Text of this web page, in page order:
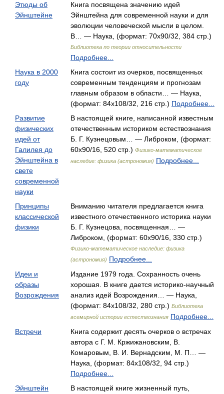
Этюды об
Эйнштейне
Книга посвящена значению идей
Эйнштейна для современной науки и для
эволюции человеческой мысли в целом.
В… — Наука, (формат: 70x90/32, 384 стр.)
Библиотека по теории относительности
Подробнее...
Наука в 2000
году
Книга состоит из очерков, посвященных
современным тенденциям и прогнозам
главным образом в области… — Наука,
(формат: 84x108/32, 216 стр.) Подробнее...
Развитие
физических
идей от
Галилея до
Эйнштейна в
свете
современной
науки
В настоящей книге, написанной известным
отечественным историком естествознания
Б. Г. Кузнецовым… — Либроком, (формат:
60x90/16, 520 стр.) Физико-математическое
наследие: физика (астрономия) Подробнее...
Принципы
классической
физики
Вниманию читателя предлагается книга
известного отечественного историка науки
Б. Г. Кузнецова, посвященная… —
Либроком, (формат: 60x90/16, 330 стр.)
Физико-математическое наследие: физика
(астрономия) Подробнее...
Идеи и
образы
Возрождения
Издание 1979 года. Сохранность очень
хорошая. В книге дается историко-научный
анализ идей Возрождения… — Наука,
(формат: 84x108/32, 280 стр.) Библиотека
всемирной истории естествознания Подробнее...
Встречи
Книга содержит десять очерков о встречах
автора с Г. М. Кржижановским, В.
Комаровым, В. И. Вернадским, М. П… —
Наука, (формат: 84x108/32, 94 стр.)
Подробнее...
Эйнштейн
В настоящей книге жизненный путь,